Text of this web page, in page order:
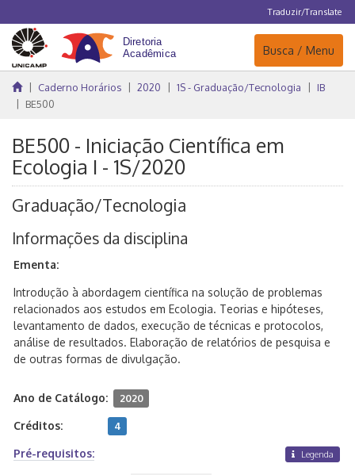
Traduzir/Translate
Navegação
Busca / Menu
Caderno Horários 2020 1S - Graduação/Tecnologia
IB
BE500
BE500 - Iniciação Científica em
Ecologia I - 1S/2020
Graduação/Tecnologia
Informações da disciplina
Ementa:
Introdução à abordagem científica na solução de problemas
relacionados aos estudos em Ecologia. Teorias e hipóteses,
levantamento de dados, execução de técnicas e protocolos,
análise de resultados. Elaboração de relatórios de pesquisa e
de outras formas de divulgação.
Ano de Catálogo: 2020
Créditos: 4
Pré-requisitos: Legenda